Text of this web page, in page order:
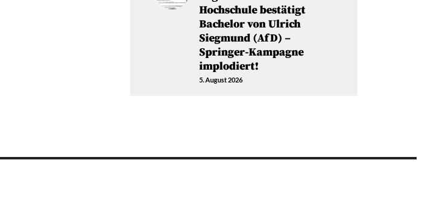
Hochschule bestätigt
Bachelor von Ulrich
Siegmund (AfD) –
Springer-Kampagne
implodiert!
5. August 2026